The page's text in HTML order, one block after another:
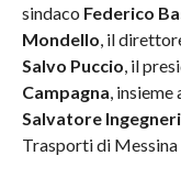
sindaco Federico
Mondello, il
Salvo Puccio, il
Campagna,
Salvatore Ingegneri
Trasporti di Messina